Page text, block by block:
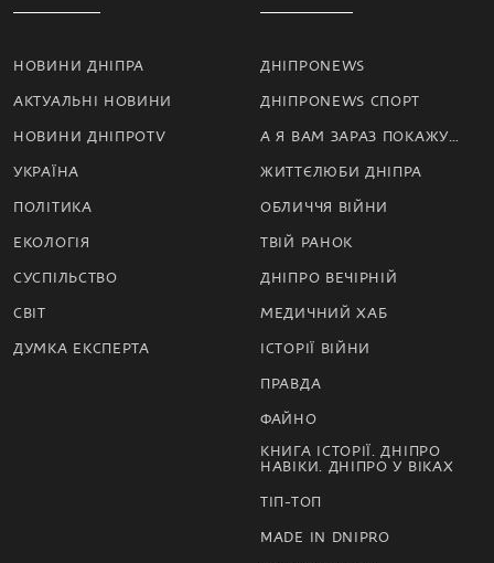
НОВИНИ ДНІПРА
АКТУАЛЬНІ НОВИНИ
НОВИНИ ДНІПРОTV
УКРАЇНА
ПОЛІТИКА
ЕКОЛОГІЯ
СУСПІЛЬСТВО
СВІТ
ДУМКА ЕКСПЕРТА
ДНІПРОNEWS
ДНІПРОNEWS СПОРТ
А Я ВАМ ЗАРАЗ ПОКАЖУ…
ЖИТТЄЛЮБИ ДНІПРА
ОБЛИЧЧЯ ВІЙНИ
ТВІЙ РАНОК
ДНІПРО ВЕЧІРНІЙ
МЕДИЧНИЙ ХАБ
ІСТОРІЇ ВІЙНИ
ПРАВДА
ФАЙНО
КНИГА ІСТОРІЇ. ДНІПРО
НАВІКИ. ДНІПРО У ВІКАХ
ТІП-ТОП
MADE IN DNIPRO